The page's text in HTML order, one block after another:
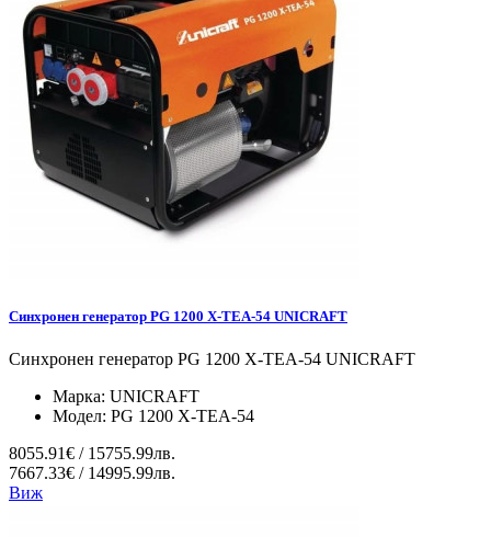
Синхронен генератор PG 1200 X-TEA-54 UNICRAFT
Синхронен генератор PG 1200 X-TEA-54 UNICRAFT
Марка: UNICRAFT
Модел: PG 1200 X-TEA-54
8055.91€ / 15755.99лв.
7667.33€ / 14995.99лв.
Виж